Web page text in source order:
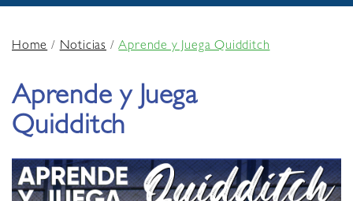
Home/Noticias /Aprende y Juega Quidditch
Aprende y Juega
Quidditch